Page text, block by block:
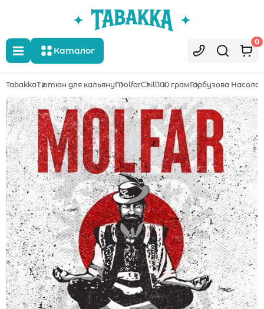
Каталог
0
TabakkaТютюн для кальянуMolfarChill100 грамГарбузова